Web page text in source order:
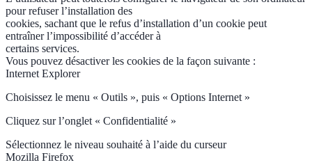
pour refuser l’installation des
cookies, sachant que le refus d’installation d’un cookie peut
entraîner l’impossibilité d’accéder à
certains services.
Vous pouvez désactiver les cookies de la façon suivante :
Internet Explorer
Choisissez le menu « Outils », puis « Options Internet »
Cliquez sur l’onglet « Confidentialité »
Sélectionnez le niveau souhaité à l’aide du curseur
Mozilla Firefox